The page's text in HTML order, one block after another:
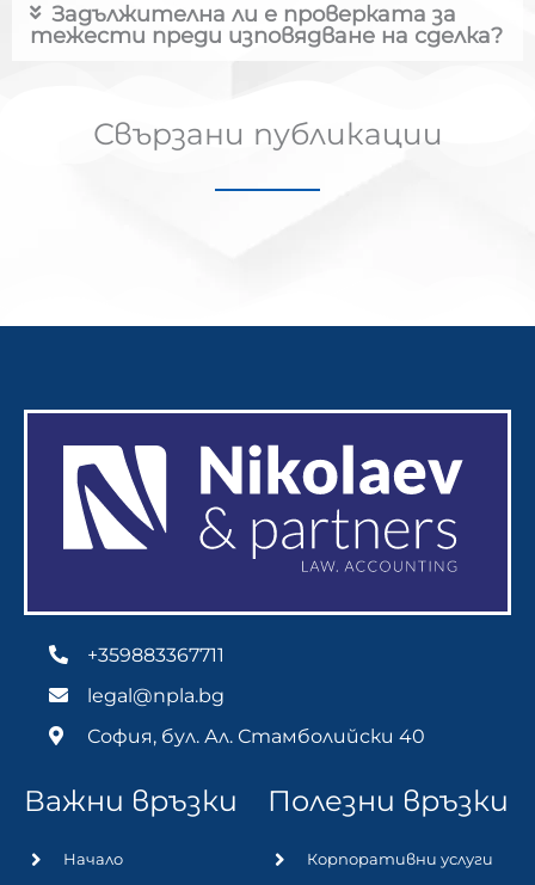
Задължителна ли е проверката за
тежести преди изповядване на сделка?
Свързани публикации
+359883367711
legal@npla.bg
София, бул. Ал. Стамболийски 40
Важни връзки
Начало
Полезни връзки
Корпоративни услуги